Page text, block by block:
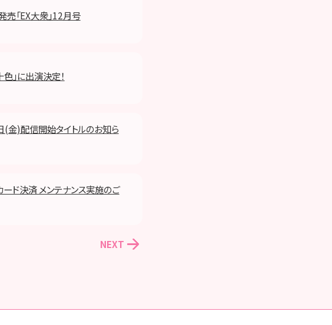
売「EX大衆」12月号
」に出演決定！
(金)配信開始タイトルのお知ら
ド決済 メンテナンス実施のご
NEXT